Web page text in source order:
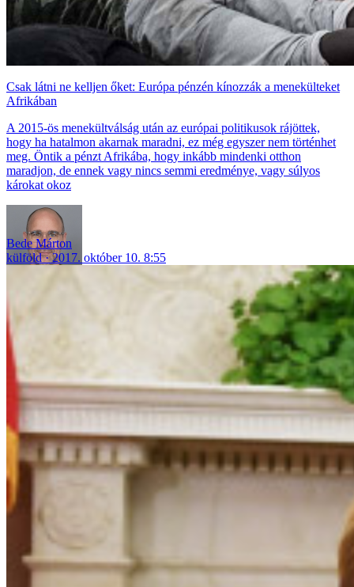
Csak látni ne kelljen őket: Európa pénzén kínozzák a menekülteket
Afrikában
A 2015-ös menekültválság után az európai politikusok rájöttek,
hogy ha hatalmon akarnak maradni, ez még egyszer nem történhet
meg. Öntik a pénzt Afrikába, hogy inkább mindenki otthon
maradjon, de ennek vagy nincs semmi eredménye, vagy súlyos
károkat okoz
Bede Márton
külföld
2017. október 10. 8:55